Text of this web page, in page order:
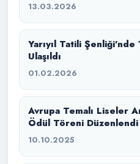
13.03.2026
Yarıyıl Tatili
Ulaşıldı
01.02.2026
Avrupa Temalı Liseler
Ödül Töreni Düzenlendi
10.10.2025